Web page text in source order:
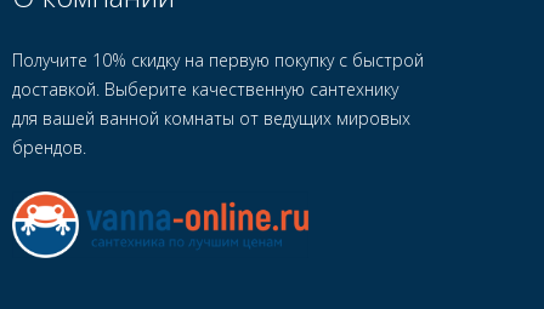
Получите 10% скидку на первую покупку с быстрой
доставкой. Выберите качественную сантехнику
для вашей ванной комнаты от ведущих мировых
брендов.